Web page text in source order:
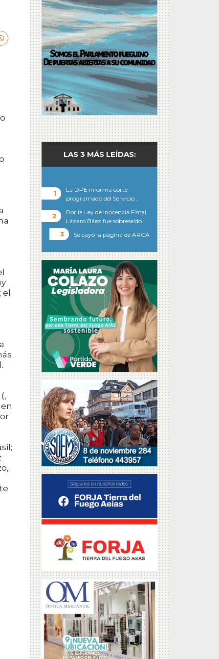
LAS 3 MÁS LEÍDAS:
La DPE informa corte
programado del Servicio…
Por la Ley de Inocencia Fiscal
Lázaro Báez fue sobreseído
Se cayó la página de ARCA